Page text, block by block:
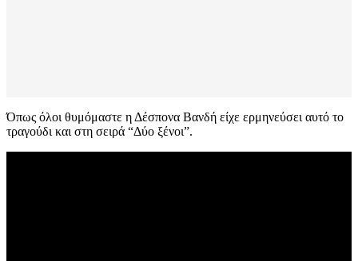
Όπως όλοι θυμόμαστε η Δέσπονα Βανδή είχε ερμηνεύσει αυτό το
τραγούδι και στη σειρά “Δύο ξένοι”.